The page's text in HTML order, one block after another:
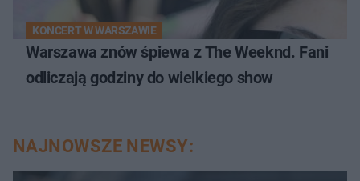
KONCERT W WARSZAWIE
Warszawa znów śpiewa z The Weeknd. Fani
odliczają godziny do wielkiego show
NAJNOWSZE NEWSY: